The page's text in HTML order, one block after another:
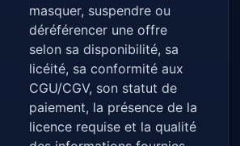
masquer, suspendre ou
déréférencer une offre
selon sa disponibilité, sa
licéité, sa conformité aux
CGU/CGV, son statut de
paiement, la présence de la
licence requise et la qualité